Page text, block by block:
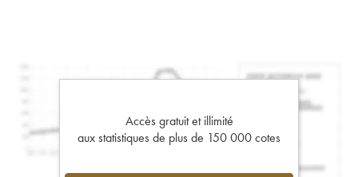
Accès gratuit et illimité
aux statistiques de plus de 150 000 cotes